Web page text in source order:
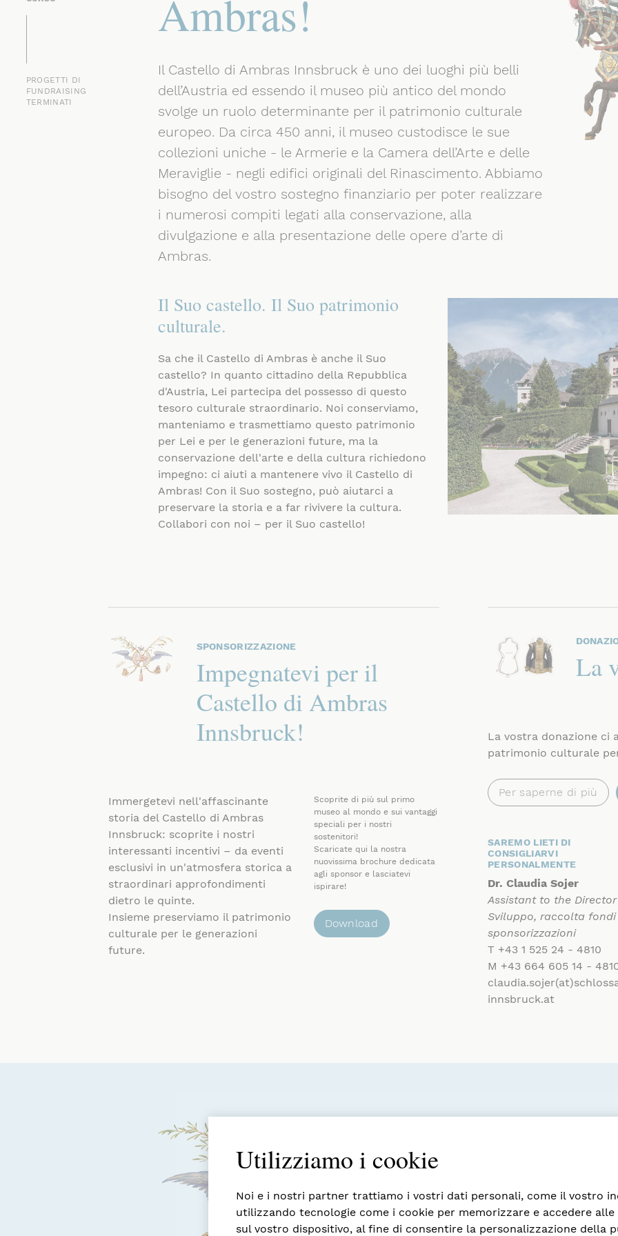
PROGETTI DI
FUNDRAISING
TERMINATI
Ambras!
Il Castello di Ambras Innsbruck è uno dei luoghi più belli
dell’Austria ed essendo il museo più antico del mondo
svolge un ruolo determinante per il patrimonio culturale
europeo. Da circa 450 anni, il museo custodisce le sue
collezioni uniche - le Armerie e la Camera dell’Arte e delle
Meraviglie - negli edifici originali del Rinascimento. Abbiamo
bisogno del vostro sostegno finanziario per poter realizzare
i numerosi compiti legati alla conservazione, alla
divulgazione e alla presentazione delle opere d’arte di
Ambras.
Il Suo castello. Il Suo patrimonio
culturale.
Sa che il Castello di Ambras è anche il Suo
castello? In quanto cittadino della Repubblica
d'Austria, Lei partecipa del possesso di questo
tesoro culturale straordinario. Noi conserviamo,
manteniamo e trasmettiamo questo patrimonio
per Lei e per le generazioni future, ma la
conservazione dell'arte e della cultura richiedono
impegno: ci aiuti a mantenere vivo il Castello di
Ambras! Con il Suo sostegno, può aiutarci a
preservare la storia e a far rivivere la cultura.
Collabori con noi – per il Suo castello!
SPONSORIZZAZIONE
Impegnatevi per il
Castello di Ambras
Innsbruck!
Immergetevi nell'affascinante
storia del Castello di Ambras
Innsbruck: scoprite i nostri
interessanti incentivi – da eventi
esclusivi in un'atmosfera storica a
straordinari approfondimenti
dietro le quinte.
Insieme preserviamo il patrimonio
culturale per le generazioni
future.
Scoprite di più sul primo
museo al mondo e sui vantaggi
speciali per i nostri
sostenitori!
Scaricate qui la nostra
nuovissima brochure dedicata
agli sponsor e lasciatevi
ispirare!
Download
La
La vostra donazione ci
patrimonio culturale
Per saperne di più
SAREMO LIETI DI
CONSIGLIARVI
PERSONALMENTE
Dr. Claudia Sojer
Assistant to the Director
Sviluppo, raccolta fondi
sponsorizzazioni
T +43 1 525 24 - 4810
M +43 664 605 14 -
innsbruck.at
Amici del
La Società degli Amici del Castello di
piattaforma a tutti coloro che vogliono
Utilizziamo i cookie
Noi e i nostri partner trattiamo i vostri dati personali, come il vostro
utilizzando tecnologie come i cookie per memorizzare e accedere
sul vostro dispositivo, al fine di consentire la personalizzazione della